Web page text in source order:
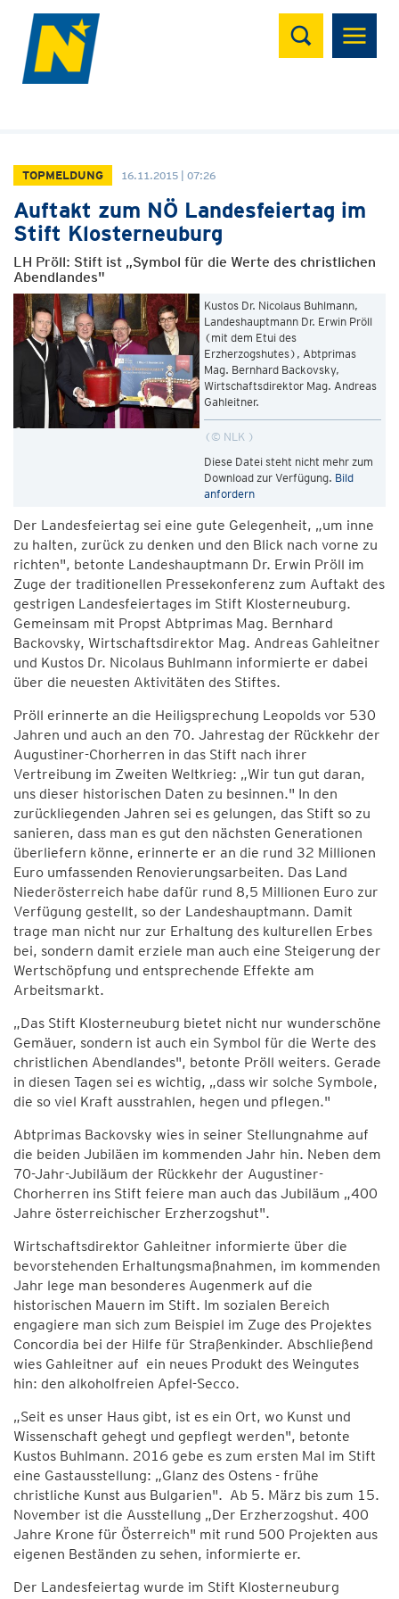
Suchen
TOPMELDUNG 16.11.2015 | 07:26
Auftakt zum NÖ Landesfeiertag im
Stift Klosterneuburg
LH Pröll: Stift ist „Symbol für die Werte des christlichen
Abendlandes"
Kustos Dr. Nicolaus Buhlmann,
Landeshauptmann Dr. Erwin Pröll
(mit dem Etui des
Erzherzogshutes), Abtprimas
Mag. Bernhard Backovsky,
Wirtschaftsdirektor Mag. Andreas
Gahleitner.
© NLK
Diese Datei steht nicht mehr zum
Download zur Verfügung. Bild
anfordern
Der Landesfeiertag sei eine gute Gelegenheit, „um inne
zu halten, zurück zu denken und den Blick nach vorne zu
richten", betonte Landeshauptmann Dr. Erwin Pröll im
Zuge der traditionellen Pressekonferenz zum Auftakt des
gestrigen Landesfeiertages im Stift Klosterneuburg.
Gemeinsam mit Propst Abtprimas Mag. Bernhard
Backovsky, Wirtschaftsdirektor Mag. Andreas Gahleitner
und Kustos Dr. Nicolaus Buhlmann informierte er dabei
über die neuesten Aktivitäten des Stiftes.
Pröll erinnerte an die Heiligsprechung Leopolds vor 530
Jahren und auch an den 70. Jahrestag der Rückkehr der
Augustiner-Chorherren in das Stift nach ihrer
Vertreibung im Zweiten Weltkrieg: „Wir tun gut daran,
uns dieser historischen Daten zu besinnen." In den
zurückliegenden Jahren sei es gelungen, das Stift so zu
sanieren, dass man es gut den nächsten Generationen
überliefern könne, erinnerte er an die rund 32 Millionen
Euro umfassenden Renovierungsarbeiten. Das Land
Niederösterreich habe dafür rund 8,5 Millionen Euro zur
Verfügung gestellt, so der Landeshauptmann. Damit
trage man nicht nur zur Erhaltung des kulturellen Erbes
bei, sondern damit erziele man auch eine Steigerung der
Wertschöpfung und entsprechende Effekte am
Arbeitsmarkt.
„Das Stift Klosterneuburg bietet nicht nur wunderschöne
Gemäuer, sondern ist auch ein Symbol für die Werte des
christlichen Abendlandes", betonte Pröll weiters. Gerade
in diesen Tagen sei es wichtig, „dass wir solche Symbole,
die so viel Kraft ausstrahlen, hegen und pflegen."
Abtprimas Backovsky wies in seiner Stellungnahme auf
die beiden Jubiläen im kommenden Jahr hin. Neben dem
70-Jahr-Jubiläum der Rückkehr der Augustiner-
Chorherren ins Stift feiere man auch das Jubiläum „400
Jahre österreichischer Erzherzogshut".
Wirtschaftsdirektor Gahleitner informierte über die
bevorstehenden Erhaltungsmaßnahmen, im kommenden
Jahr lege man besonderes Augenmerk auf die
historischen Mauern im Stift. Im sozialen Bereich
engagiere man sich zum Beispiel im Zuge des Projektes
Concordia bei der Hilfe für Straßenkinder. Abschließend
wies Gahleitner auf ein neues Produkt des Weingutes
hin: den alkoholfreien Apfel-Secco.
„Seit es unser Haus gibt, ist es ein Ort, wo Kunst und
Wissenschaft gehegt und gepflegt werden", betonte
Kustos Buhlmann. 2016 gebe es zum ersten Mal im Stift
eine Gastausstellung: „Glanz des Ostens - frühe
christliche Kunst aus Bulgarien". Ab 5. März bis zum 15.
November ist die Ausstellung „Der Erzherzogshut. 400
Jahre Krone für Österreich" mit rund 500 Projekten aus
eigenen Beständen zu sehen, informierte er.
Der Landesfeiertag wurde im Stift Klosterneuburg